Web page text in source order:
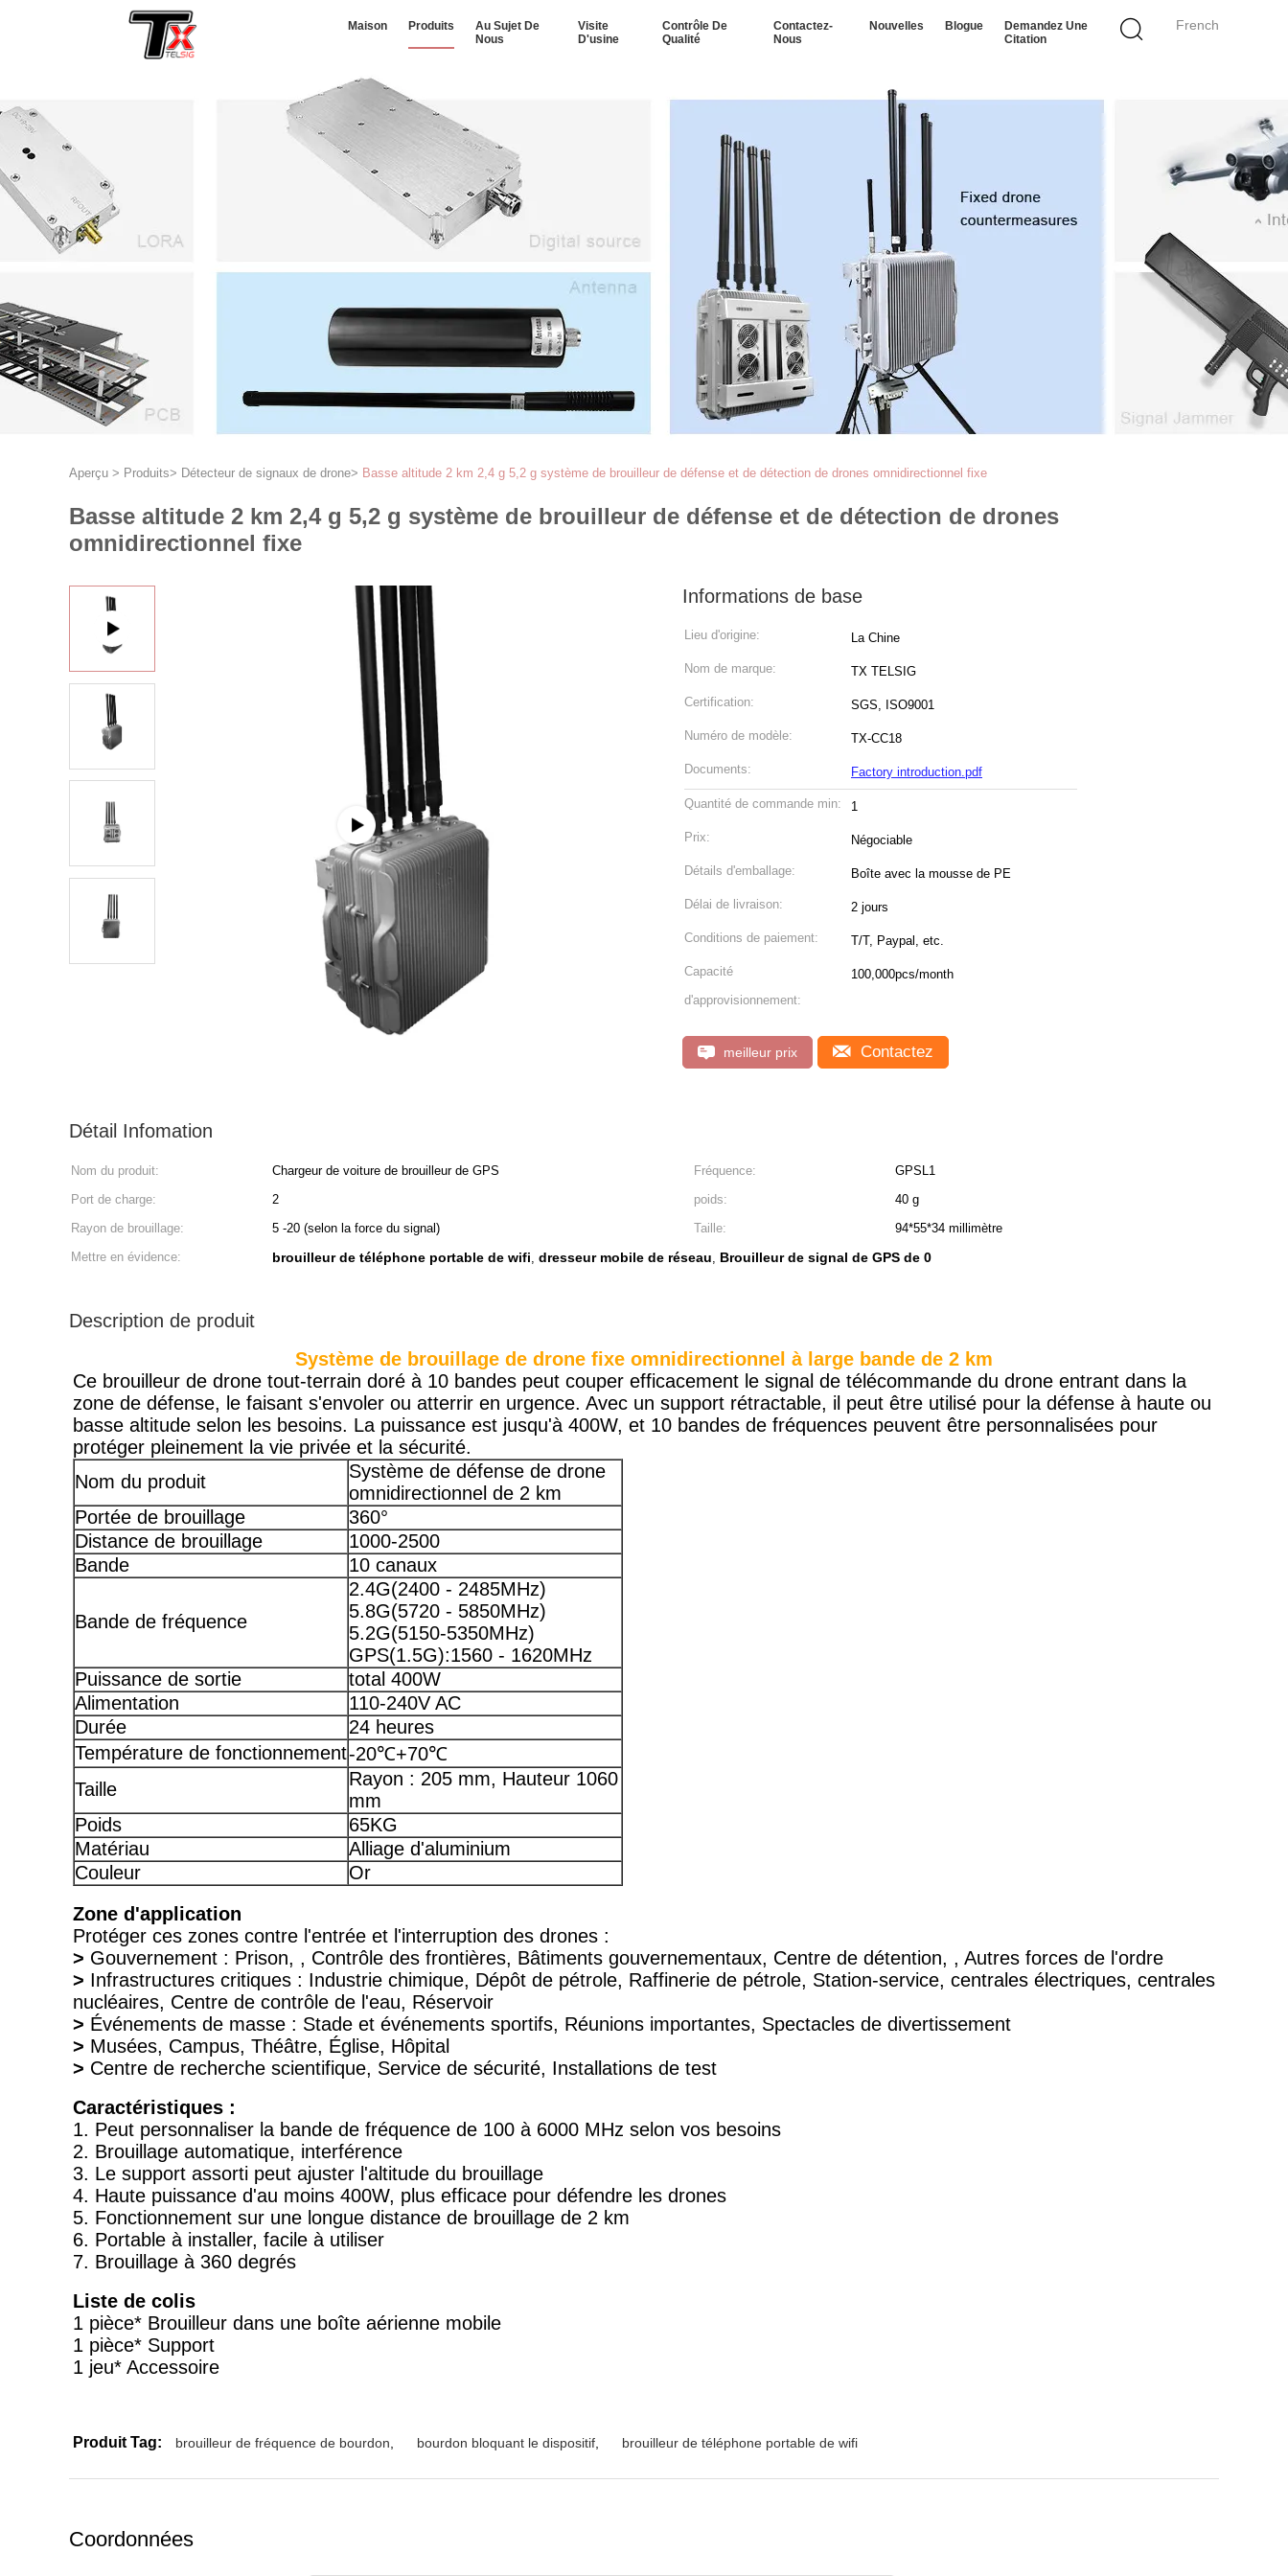
French
Maison Produits
Au Sujet De
Nous
Visite
D'usine
Contrôle De
Qualité
Contactez-
Nous
Nouvelles Blogue
Demandez Une
Citation
Aperçu > Produits> Détecteur de signaux de drone> Basse altitude 2 km 2,4 g 5,2 g système de brouilleur de défense et de détection de drones omnidirectionnel fixe
Basse altitude 2 km 2,4 g 5,2 g système de brouilleur de défense et de détection de drones
omnidirectionnel fixe
Informations de base
Lieu d'origine: La Chine
Nom de marque: TX TELSIG
Certification: SGS, ISO9001
Numéro de modèle: TX-CC18
Documents: Factory introduction.pdf
Quantité de commande min: 1
Prix: Négociable
Détails d'emballage: Boîte avec la mousse de PE
Délai de livraison: 2 jours
Conditions de paiement: T/T, Paypal, etc.
Capacité
d'approvisionnement:
100,000pcs/month
meilleur prix Contactez
Détail Infomation
Nom du produit: Chargeur de voiture de brouilleur de GPS Fréquence:
GPSL1
Port de charge:
2 poids:
40 g
Rayon de brouillage:
5 -20 (selon la force du signal) Taille:
94*55*34 millimètre
Mettre en évidence:
brouilleur de téléphone portable de wifi, dresseur mobile de réseau, Brouilleur de signal de GPS de 0
Description de produit
Système de brouillage de drone fixe omnidirectionnel à large bande de 2 km
Ce brouilleur de drone tout-terrain doré à 10 bandes peut couper efficacement le signal de télécommande du drone entrant dans la
zone de défense, le faisant s'envoler ou atterrir en urgence. Avec un support rétractable, il peut être utilisé pour la défense à haute ou
basse altitude selon les besoins. La puissance est jusqu'à 400W, et 10 bandes de fréquences peuvent être personnalisées pour
protéger pleinement la vie privée et la sécurité.
Nom du produit
Système de défense de drone
omnidirectionnel de 2 km
Portée de brouillage
360°
Distance de brouillage
1000-2500
Bande
10 canaux
Bande de fréquence
2.4G(2400 - 2485MHz)
5.8G(5720 - 5850MHz)
5.2G(5150-5350MHz)
GPS(1.5G):1560 - 1620MHz
Puissance de sortie
total 400W
Alimentation
110-240V AC
Durée
24 heures
Température de fonctionnement-20℃+70℃
Taille
Rayon : 205 mm, Hauteur 1060
mm
Poids
65KG
Matériau
Alliage d'aluminium
Couleur
Or
Zone d'application
Protéger ces zones contre l'entrée et l'interruption des drones :
> Gouvernement : Prison, , Contrôle des frontières, Bâtiments gouvernementaux, Centre de détention, , Autres forces de l'ordre
> Infrastructures critiques : Industrie chimique, Dépôt de pétrole, Raffinerie de pétrole, Station-service, centrales électriques, centrales
nucléaires, Centre de contrôle de l'eau, Réservoir
> Événements de masse : Stade et événements sportifs, Réunions importantes, Spectacles de divertissement
> Musées, Campus, Théâtre, Église, Hôpital
> Centre de recherche scientifique, Service de sécurité, Installations de test
Caractéristiques :
1. Peut personnaliser la bande de fréquence de 100 à 6000 MHz selon vos besoins
2. Brouillage automatique, interférence
3. Le support assorti peut ajuster l'altitude du brouillage
4. Haute puissance d'au moins 400W, plus efficace pour défendre les drones
5. Fonctionnement sur une longue distance de brouillage de 2 km
6. Portable à installer, facile à utiliser
7. Brouillage à 360 degrés
Liste de colis
1 pièce* Brouilleur dans une boîte aérienne mobile
1 pièce* Support
1 jeu* Accessoire
Produit Tag: brouilleur de fréquence de bourdon bourdon bloquant le dispositif brouilleur de téléphone portable de wifi
Coordonnées